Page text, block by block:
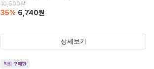
10,500원
35% 6,740원
상세보기
직접 구매한